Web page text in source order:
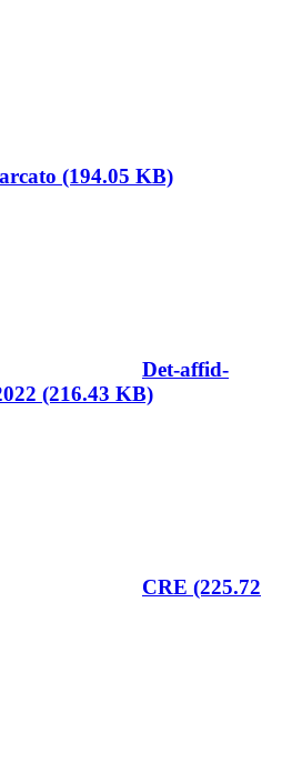
(194.05 KB)
Det-affid-
(216.43 KB)
CRE (225.72